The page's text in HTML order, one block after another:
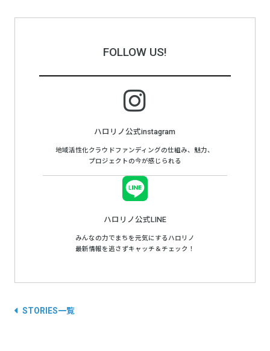
FOLLOW US!
ハロリノ公式instagram
地域活性化クラウドファンディングの仕組み、魅力、
プロジェクトの今が感じられる
ハロリノ公式LINE
みんなの力でまちを元気にするハロリノ
最新情報を逃さずキャッチ＆チェック！
STORIES一覧